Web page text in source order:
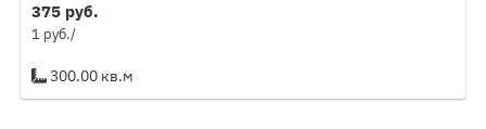
375 руб.
1 руб./
300.00 кв.м